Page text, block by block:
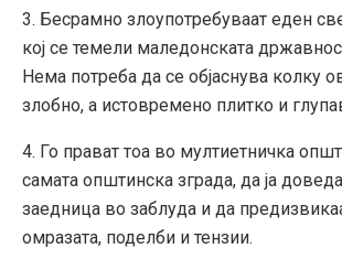
3. Бесрамно злоупотребуваат еден
кој се темели маледонската
Нема потреба да се објаснува колку
злобно, а истовремено плитко и
4. Го прават тоа во мултиетничка
самата општинска зграда, да ја
заедница во заблуда и да
омразата, поделби и тензии.